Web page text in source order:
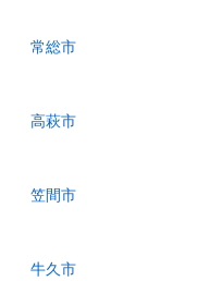
常総市
高萩市
笠間市
牛久市